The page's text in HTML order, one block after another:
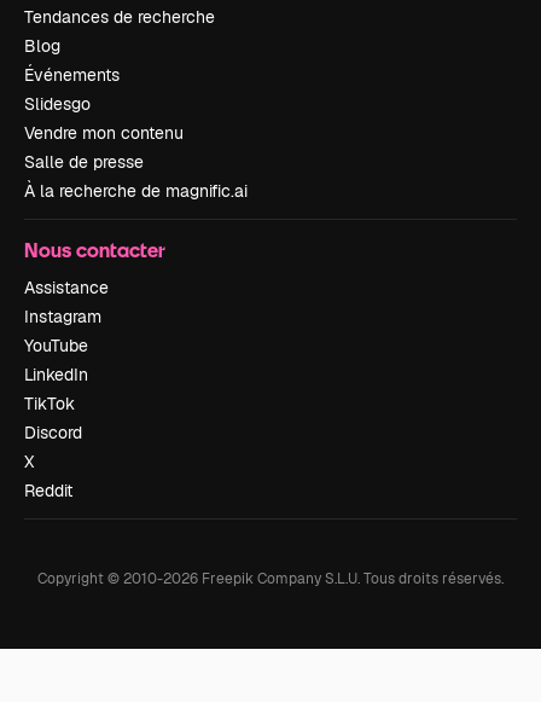
Tendances de recherche
Blog
Événements
Slidesgo
Vendre mon contenu
Salle de presse
À la recherche de magnific.ai
Nous contacter
Assistance
Instagram
YouTube
LinkedIn
TikTok
Discord
X
Reddit
Copyright © 2010-2026 Freepik Company S.L.U.Tous droits réservés.